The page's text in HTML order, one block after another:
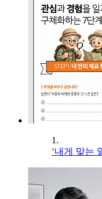
1.
‘내게 맞는